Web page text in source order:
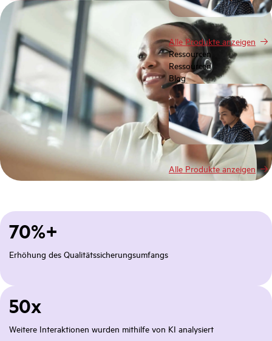
Alle Produkte anzeigen
Ressourcen
Ressourcen
Blog
Alle Produkte anzeigen
50x
Weitere Interaktionen wurden mithilfe von KI analysiert
70%+
Erhöhung des Qualitätssicherungsumfangs